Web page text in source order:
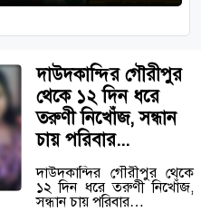
দাউদকান্দির গৌরীপুর
থেকে ১২ দিন ধরে
তরুণী নিখোঁজ, সন্ধান
চায় পরিবার...
দাউদকান্দির গৌরীপুর থেকে
১২ দিন ধরে তরুণী নিখোঁজ,
সন্ধান চায় পরিবার…